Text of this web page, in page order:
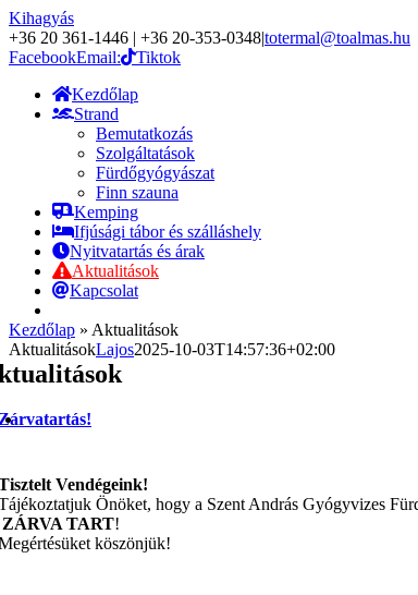
Kihagyás
+36 20 361-1446 | +36 20-353-0348|totermal@toalmas.hu
FacebookEmail: Tiktok
Kezdőlap
Strand
Bemutatkozás
Szolgáltatások
Fürdőgyógyászat
Finn szauna
Kemping
Ifjúsági tábor és szálláshely
Nyitvatartás és árak
Aktualitások
Kapcsolat
Kezdőlap » Aktualitások
AktualitásokLajos2025-10-03T14:57:36+02:00
Vendégeink!
Önöket, hogy a Szent András Gyógyvizes
ZÁRVA TART!
köszönjük!